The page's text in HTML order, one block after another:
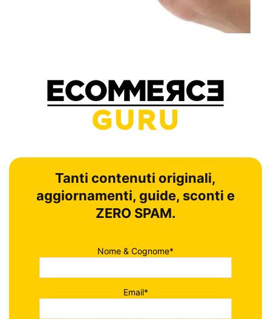
Tanti contenuti originali,
aggiornamenti, guide, sconti e
ZERO SPAM.
Nome & Cognome*
Email*